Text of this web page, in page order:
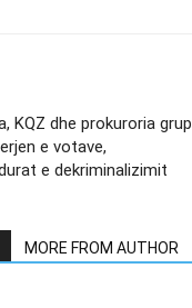
KQZ dhe prokuroria grup
e votave,
e dekriminalizimit
MORE FROM AUTHOR